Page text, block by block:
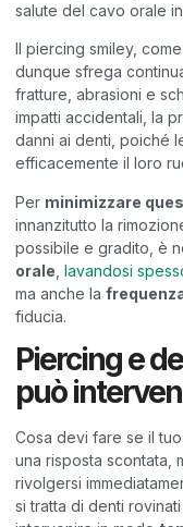
salute del cavo orale
Il piercing smiley,
dunque sfrega
fratture, abrasioni e
impatti accidentali, la
danni ai denti, poiché
efficacemente il loro
Per minimizzare
innanzitutto la
possibile e gradito, è
orale lavandosi
ma anche la
fiducia.
Piercing e
può
Cosa devi fare se il
una risposta scontata,
rivolgersi
si tratta di denti